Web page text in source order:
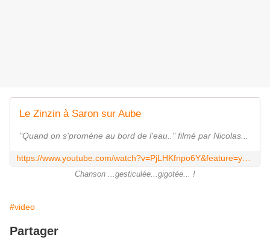
Le Zinzin à Saron sur Aube
"Quand on s'promène au bord de l'eau.." filmé par Nicolas...
Chanson ...gesticulée...gigotée... !
#video
Partager